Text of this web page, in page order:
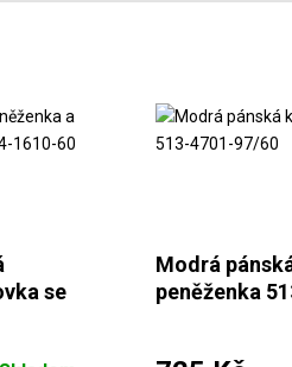
se
Modrá
peněženka